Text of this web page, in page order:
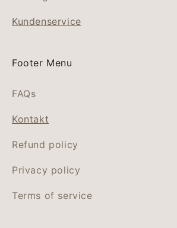
Kundenservice
Footer Menu
FAQs
Kontakt
Refund policy
Privacy policy
Terms of service